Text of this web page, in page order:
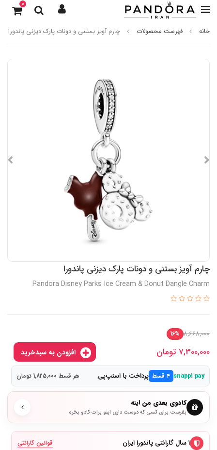
0
خانه فهرست محصولات چارم آویز بستنی و دونات پارک دیزنی پاندورا
چارم آویز بستنی و دونات پارک دیزنی پاندورا
Pandora Disney Parks Ice Cream & Donut Dangle Charm
8,668,000
16%
7,300,000 تومان
snapp! pay ۴ قسط پرداخت با اسنپ‌پی هر قسط 1,825,000 تومان
کادوی بعدی من اینه
بفرست برای کسی که دوست داری اینو برات کادو بخره
۱ سال گارانتی پاندورا ایران قوانین گارانتی